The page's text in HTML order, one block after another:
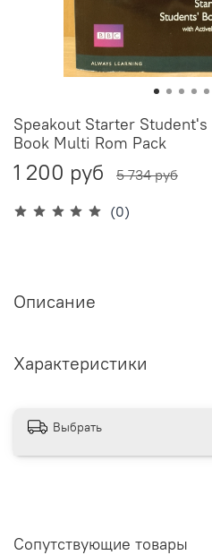
(0)
Speakout Starter
Book Multi Rom Pack
1 200 руб 5 734 руб
Описание
Характеристики
Выбрать
Сопутствующие товары